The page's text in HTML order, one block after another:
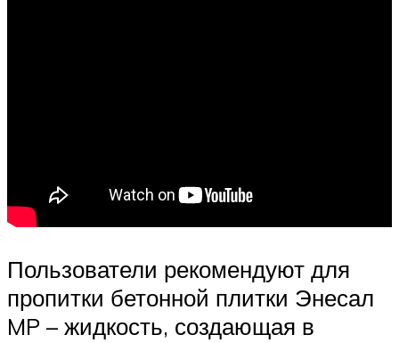
Пользователи рекомендуют для
пропитки бетонной плитки Энесал
MP – жидкость, создающая в